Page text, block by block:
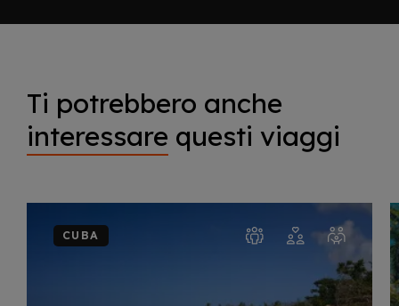
Ti potrebbero anche
interessare questi viaggi
CUBA